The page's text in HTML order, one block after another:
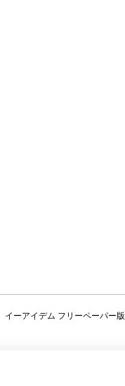
イーアイデム フリーペーパー版